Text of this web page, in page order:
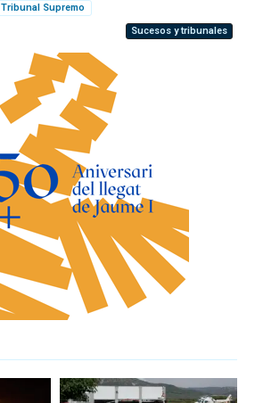
Tribunal Supremo
Sucesos y tribunales